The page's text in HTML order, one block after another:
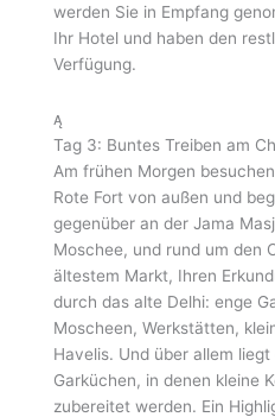
werden Sie in Empfang
Ihr Hotel und haben den
Verfügung.
Tag 3: Buntes Treiben am
Am frühen Morgen
Rote Fort von außen und
gegenüber an der Jama
Moschee, und rund um den
ältestem Markt, Ihren
durch das alte Delhi: enge
Moscheen, Werkstätten,
Havelis. Und über allem
Garküchen, in denen kleine
zubereitet werden. Ein